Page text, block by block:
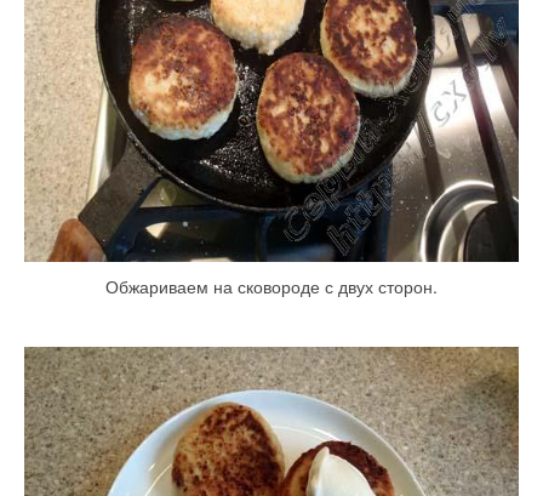
Обжариваем на сковороде с двух сторон.